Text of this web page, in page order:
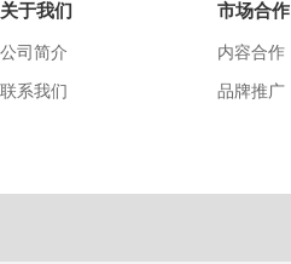
关于我们
公司简介
联系我们
市场合作
内容合作
品牌推广